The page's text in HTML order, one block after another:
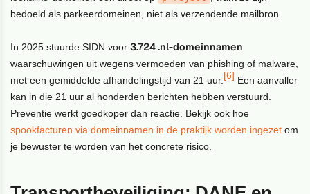
bedoeld als parkeerdomeinen, niet als verzendende mailbron.
In 2025 stuurde SIDN voor3.724 .nl-domeinnamen
waarschuwingen uit wegens vermoeden van phishing of malware,
met een gemiddelde afhandelingstijd van 21 uur. [6] Een aanvaller
kan in die 21 uur al honderden berichten hebben verstuurd.
Preventie werkt goedkoper dan reactie. Bekijk ook hoe
spookfacturen via domeinnamen in de praktijk worden ingezet om
je bewuster te worden van het concrete risico.